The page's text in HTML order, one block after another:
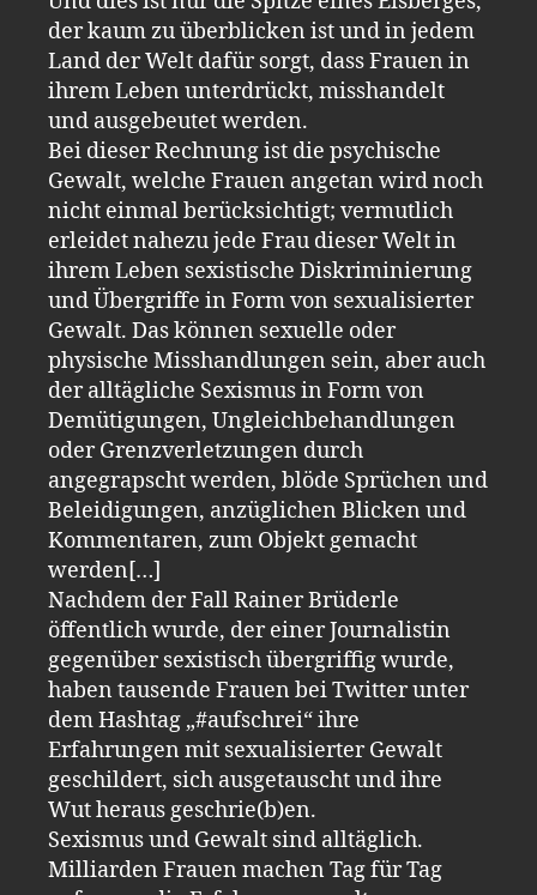
der kaum zu überblicken ist und in jedem
Land der Welt dafür sorgt, dass Frauen in
ihrem Leben unterdrückt, misshandelt
und ausgebeutet werden.
Bei dieser Rechnung ist die psychische
Gewalt, welche Frauen angetan wird noch
nicht einmal berücksichtigt; vermutlich
erleidet nahezu jede Frau dieser Welt in
ihrem Leben sexistische Diskriminierung
und Übergriffe in Form von sexualisierter
Gewalt. Das können sexuelle oder
physische Misshandlungen sein, aber auch
der alltägliche Sexismus in Form von
Demütigungen, Ungleichbehandlungen
oder Grenzverletzungen durch
angegrapscht werden, blöde Sprüchen und
Beleidigungen, anzüglichen Blicken und
Kommentaren, zum Objekt gemacht
werden[…]
Nachdem der Fall Rainer Brüderle
öffentlich wurde, der einer Journalistin
gegenüber sexistisch übergriffig wurde,
haben tausende Frauen bei Twitter unter
dem Hashtag „#aufschrei“ ihre
Erfahrungen mit sexualisierter Gewalt
geschildert, sich ausgetauscht und ihre
Wut heraus geschrie(b)en.
Sexismus und Gewalt sind alltäglich.
Milliarden Frauen machen Tag für Tag